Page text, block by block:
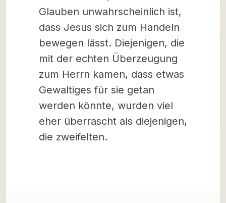
Glauben unwahrscheinlich ist,
dass Jesus sich zum Handeln
bewegen lässt. Diejenigen, die
mit der echten Überzeugung
zum Herrn kamen, dass etwas
Gewaltiges für sie getan
werden könnte, wurden viel
eher überrascht als diejenigen,
die zweifelten.